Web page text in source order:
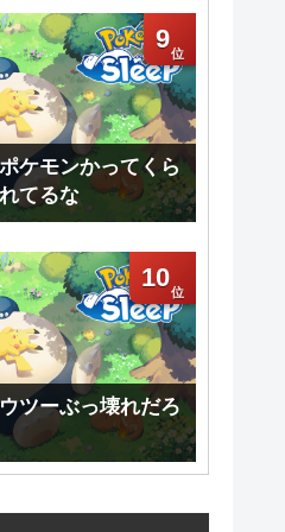
9
ケモンかってくら
てるな
10
ツーぶっ壊れだろ